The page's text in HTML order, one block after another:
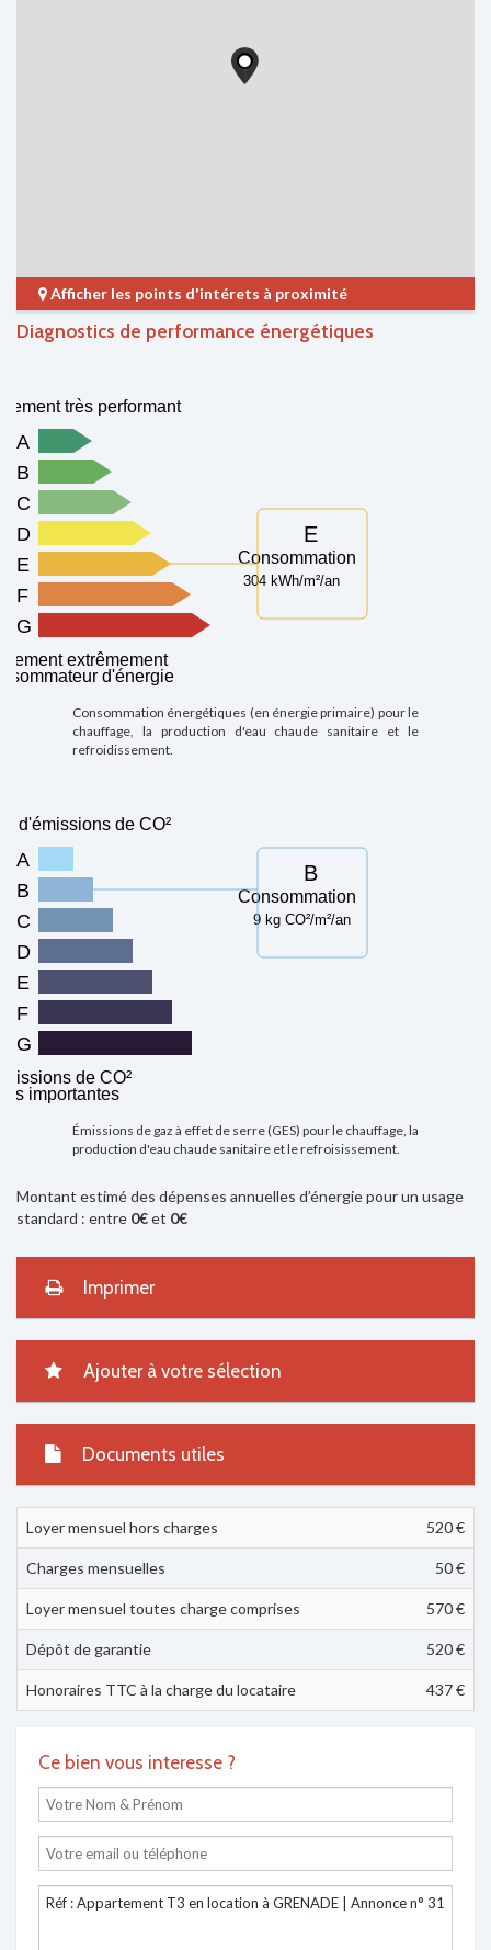
Afficher les points d'intérets à proximité
Diagnostics de performance énergétiques
très performant
A
B
C
D
E
Consommation
304 kWh/m²/an
E
F
G
extrêmement
d'énergie
Consommation énergétiques (en énergie primaire) pour le
chauffage, la production d'eau chaude sanitaire et le
refroidissement.
d'émissions de CO²
A
B
Consommation
9 kg CO²/m²/an
B
C
D
E
F
G
de CO²
importantes
Émissions de gaz à effet de serre (GES) pour le chauffage, la
production d'eau chaude sanitaire et le refroisissement.
Montant estimé des dépenses annuelles d’énergie pour un usage
standard : entre 0€et 0€
Imprimer
Ajouter à votre sélection
Documents utiles
Loyer mensuel hors charges 520 €
Charges mensuelles 50 €
Loyer mensuel toutes charge comprises 570€
Dépôt de garantie 520 €
Honoraires TTC à la charge du locataire 437 €
Ce bien vous interesse ?